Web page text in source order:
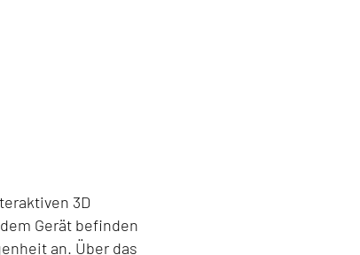
3D
Gerät befinden
an. Über das